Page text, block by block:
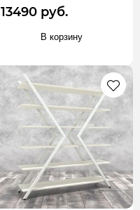
13490 руб.
В корзину